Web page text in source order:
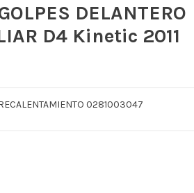
DELANTERO
D4 Kinetic 2011
0281003047